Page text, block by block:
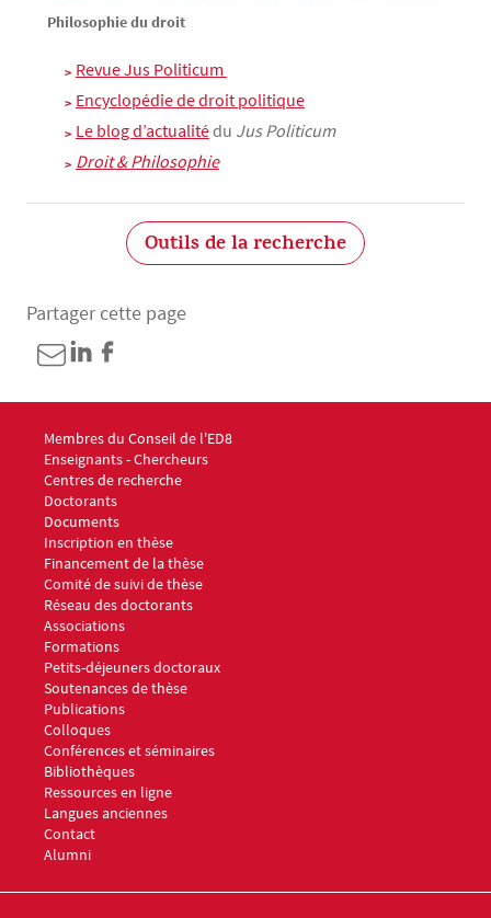
Philosophie du droit
Revue Jus Politicum
Encyclopédie de droit politique
Le blog d’actualitédu Jus Politicum
Droit & Philosophie
Outils de la recherche
Partager cette page
Menu footer ED8 1
Membres du Conseil de l'ED8
Enseignants - Chercheurs
Centres de recherche
Doctorants
Documents
Menu footer ED8 2
Inscription en thèse
Financement de la thèse
Comité de suivi de thèse
Réseau des doctorants
Associations
Menu footer ED8 3
Formations
Petits-déjeuners doctoraux
Soutenances de thèse
Publications
Colloques
Conférences et séminaires
Menu footer ED8 4
Bibliothèques
Ressources en ligne
Langues anciennes
Menu footer ED8 5
Contact
Alumni